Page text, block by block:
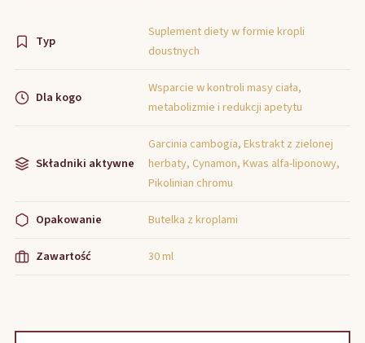
Typ
Suplement diety w formie kropli
doustnych
Dla kogo
Wsparcie w kontroli masy ciała,
metabolizmie i redukcji apetytu
Składniki aktywne
Garcinia cambogia, Ekstrakt z zielonej
herbaty, Cynamon, Kwas alfa-liponowy,
Pikolinian chromu
Opakowanie Butelka z kroplami
Zawartość 30 ml